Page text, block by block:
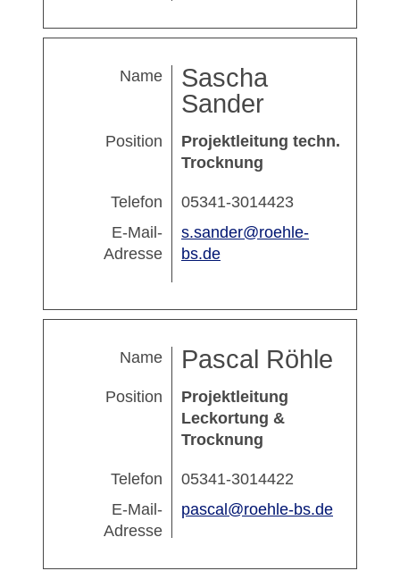
Name
Sascha
Sander
Position
Projektleitung techn.
Trocknung
Telefon
05341-3014423
E-Mail-
Adresse
s.sander@roehle-
bs.de
Name Pascal Röhle
Position
Projektleitung
Leckortung &
Trocknung
Telefon
05341-3014422
E-Mail-
Adresse
pascal@roehle-bs.de